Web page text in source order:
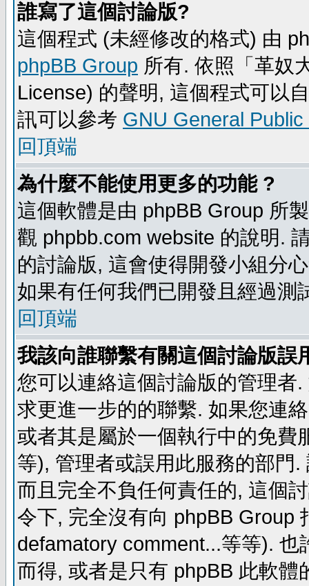
誰寫了這個討論版?
這個程式 (未經修改的格式) 由
phpBB Group 所有. 依照「革奴
License) 的聲明, 這個程式可以
訊可以參考 GNU General
回頂端
為什麼不能使用更多的功能 ?
這個軟體是由 phpBB Group 所
觀 phpbb.com website 的說明.
的討論版, 這會使得開發小組分
如果有任何我們已開發且經過測
回頂端
我該向誰聯繫有關這個討論版誤
您可以連絡這個討論版的管理者
求更進一步的的聯繫. 如果您連
或者其是屬於一個執行中的免費
等), 管理者或誤用此服務的部門
而且完全不負任何責任的, 這個
令下, 完全沒有向 phpBB Group
defamatory comment...等等).
而得, 或者是只有 phpBB 此軟